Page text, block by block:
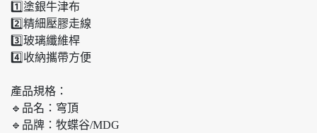
1️⃣塗銀牛津布
2️⃣精細壓膠走線
3️⃣玻璃纖維桿
4️⃣收納攜帶方便
產品規格：
🔹品名：穹頂
🔹品牌：牧蝶谷/MDG